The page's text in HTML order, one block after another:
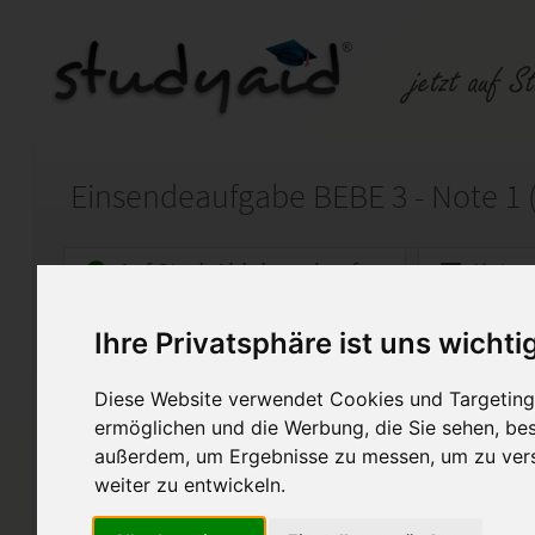
Ihre Privatsphäre ist uns
Diese Website verwendet Cookies und
ermöglichen und die Werbung, die Sie sehen,
außerdem, um Ergebnisse zu messen, um zu
weiter zu entwickeln.
Auf StudyAid.de verkaufen
Startseite Finanzwesen
BEBE 3 -
Lösung zur Einsendeaufgabe
Die Arbeit wurde mit der